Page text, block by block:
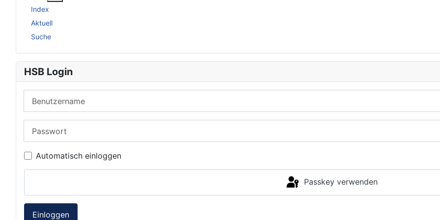
Index
Aktuell
Suche
HSB Login
Automatisch einloggen
Passkey verwenden
Einloggen